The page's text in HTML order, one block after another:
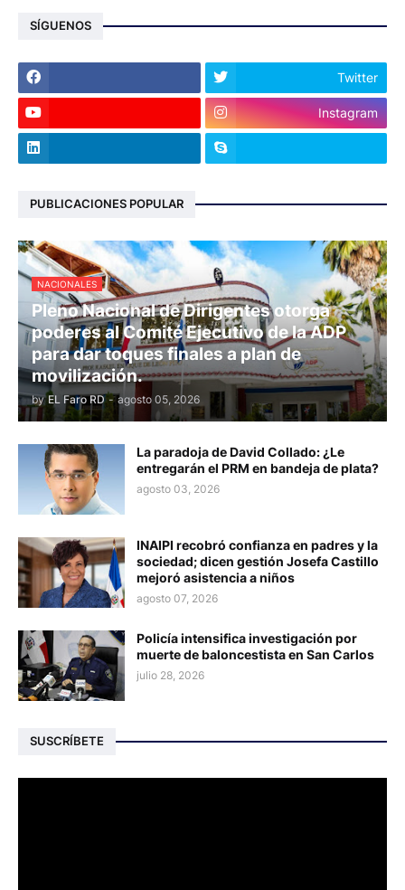
SÍGUENOS
Twitter
Instagram
PUBLICACIONES POPULAR
NACIONALES
Pleno Nacional de Dirigentes otorga
poderes al Comité Ejecutivo de la ADP
para dar toques finales a plan de
movilización.
by EL Faro RD - agosto 05, 2026
La paradoja de David Collado: ¿Le
entregarán el PRM en bandeja de plata?
agosto 03, 2026
INAIPI recobró confianza en padres y la
sociedad; dicen gestión Josefa Castillo
mejoró asistencia a niños
agosto 07, 2026
Policía intensifica investigación por
muerte de baloncestista en San Carlos
julio 28, 2026
SUSCRÍBETE